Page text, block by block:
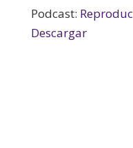
Podcast:
Descargar